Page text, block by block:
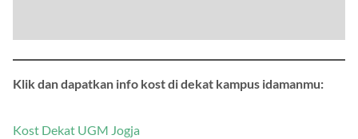
Klik dan dapatkan info kost di dekat kampus idamanmu:
Kost Dekat UGM Jogja